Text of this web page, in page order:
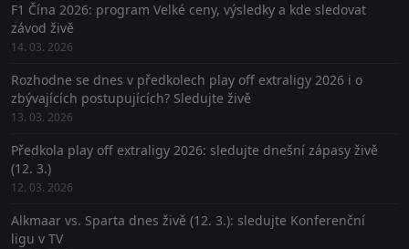
F1 Čína 2026: program Velké ceny, výsledky a kde sledovat
závod živě
14. 03. 2026
Rozhodne se dnes v předkolech play off extraligy 2026 i o
zbývajících postupujících? Sledujte živě
13. 03. 2026
Předkola play off extraligy 2026: sledujte dnešní zápasy živě
(12. 3.)
12. 03. 2026
Alkmaar vs. Sparta dnes živě (12. 3.): sledujte Konferenční
ligu v TV